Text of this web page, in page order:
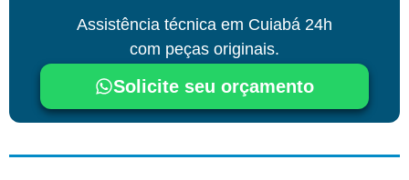
Assistência técnica em Cuiabá 24h
com peças originais.
Solicite seu orçamento